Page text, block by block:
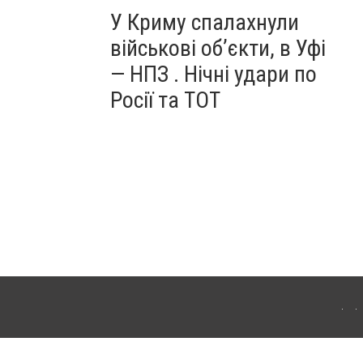
У Криму спалахнули
військові об’єкти, в Уфі
— НПЗ . Нічні удари по
Росії та ТОТ